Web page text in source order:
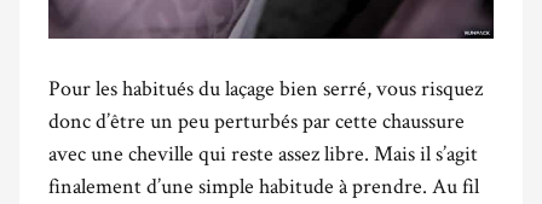
Pour les habitués du laçage bien serré, vous risquez
donc d’être un peu perturbés par cette chaussure
avec une cheville qui reste assez libre. Mais il s’agit
finalement d’une simple habitude à prendre. Au fil